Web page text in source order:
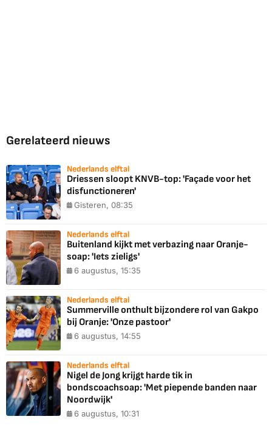
Gerelateerd nieuws
Nederlands elftal
Driessen sloopt KNVB-top: 'Façade voor het
disfunctioneren'
Gisteren, 08:35
Nederlands elftal
Buitenland kijkt met verbazing naar Oranje-
soap: 'Iets zieligs'
6 augustus, 15:35
Nederlands elftal
Summerville onthult bijzondere rol van Gakpo
bij Oranje: 'Onze pastoor'
6 augustus, 14:55
Nederlands elftal
Nigel de Jong krijgt harde tik in
bondscoachsoap: 'Met piepende banden naar
Noordwijk'
6 augustus, 10:31